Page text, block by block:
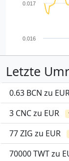
0.016
0.017
Letzte
0.63 BCN zu
3 CNC zu EUR
77 ZIG zu EUR
70000 TWT zu